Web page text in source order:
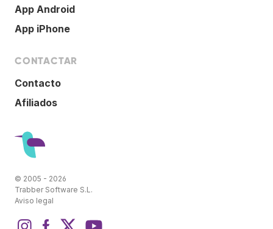
App Android
App iPhone
CONTACTAR
Contacto
Afiliados
© 2005 - 2026
Trabber Software S.L.
Aviso legal